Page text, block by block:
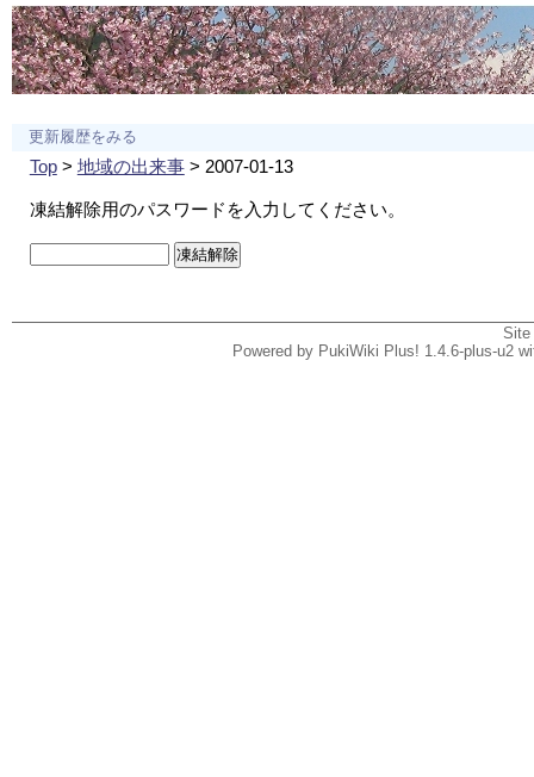
更新履歴をみる
Top> 地域の出来事> 2007-01-13
凍結解除用のパスワードを入力してください。
Powered by PukiWiki Plus! 1.4.6-plus-u2